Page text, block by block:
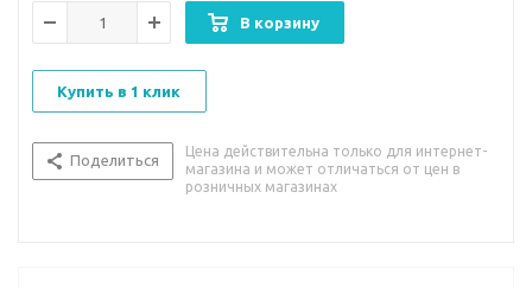
В корзину
Купить в 1 клик
Поделиться
Цена действительна только для интернет-
магазина и может отличаться от цен в
розничных магазинах